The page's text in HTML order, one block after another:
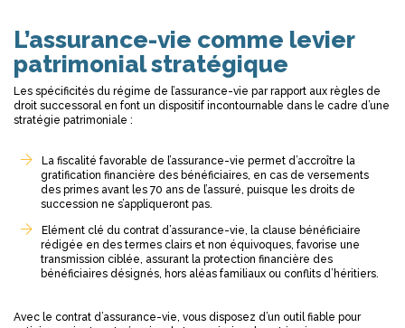
L’assurance-vie comme levier
patrimonial stratégique
Les spécificités du régime de l’assurance-vie par rapport aux règles de
droit successoral en font un dispositif incontournable dans le cadre d’une
stratégie patrimoniale :
La fiscalité favorable de l’assurance-vie permet d’accroître la
gratification financière des bénéficiaires, en cas de versements
des primes avant les 70 ans de l’assuré, puisque les droits de
succession ne s’appliqueront pas.
Elément clé du contrat d’assurance-vie, la clause bénéficiaire
rédigée en des termes clairs et non équivoques, favorise une
transmission ciblée, assurant la protection financière des
bénéficiaires désignés, hors aléas familiaux ou conflits d’héritiers.
Avec le contrat d’assurance-vie, vous disposez d’un outil fiable pour